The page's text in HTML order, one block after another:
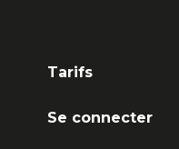
Tarifs
Se connecter